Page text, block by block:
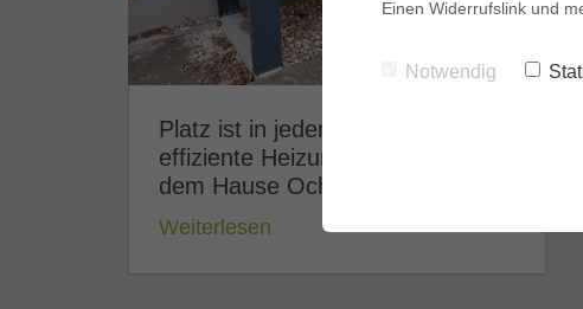
Platz ist in jedem Haus: Für eine
effiziente Heizungsanlage aus
dem Hause Ochsner.
Weiterlesen
Einen Widerrufslink und
Notwendig